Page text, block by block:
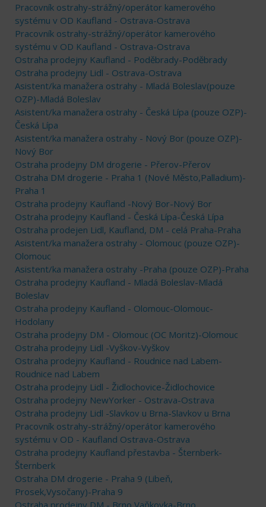
Pracovník ostrahy-strážný/operátor kamerového
systému v OD Kaufland - Ostrava-Ostrava
Pracovník ostrahy-strážný/operátor kamerového
systému v OD Kaufland - Ostrava-Ostrava
Ostraha prodejny Kaufland - Poděbrady-Poděbrady
Ostraha prodejny Lidl - Ostrava-Ostrava
Asistent/ka manažera ostrahy - Mladá Boleslav(pouze
OZP)-Mladá Boleslav
Asistent/ka manažera ostrahy - Česká Lípa (pouze OZP)-
Česká Lípa
Asistent/ka manažera ostrahy - Nový Bor (pouze OZP)-
Nový Bor
Ostraha prodejny DM drogerie - Přerov-Přerov
Ostraha DM drogerie - Praha 1 (Nové Město,Palladium)-
Praha 1
Ostraha prodejny Kaufland -Nový Bor-Nový Bor
Ostraha prodejny Kaufland - Česká Lípa-Česká Lípa
Ostraha prodejen Lidl, Kaufland, DM - celá Praha-Praha
Asistent/ka manažera ostrahy - Olomouc (pouze OZP)-
Olomouc
Asistent/ka manažera ostrahy -Praha (pouze OZP)-Praha
Ostraha prodejny Kaufland - Mladá Boleslav-Mladá
Boleslav
Ostraha prodejny Kaufland - Olomouc-Olomouc-
Hodolany
Ostraha prodejny DM - Olomouc (OC Moritz)-Olomouc
Ostraha prodejny Lidl -Vyškov-Vyškov
Ostraha prodejny Kaufland - Roudnice nad Labem-
Roudnice nad Labem
Ostraha prodejny Lidl - Židlochovice-Židlochovice
Ostraha prodejny NewYorker - Ostrava-Ostrava
Ostraha prodejny Lidl -Slavkov u Brna-Slavkov u Brna
Pracovník ostrahy-strážný/operátor kamerového
systému v OD - Kaufland Ostrava-Ostrava
Ostraha prodejny Kaufland přestavba - Šternberk-
Šternberk
Ostraha DM drogerie - Praha 9 (Libeň,
Prosek,Vysočany)-Praha 9
Ostraha prodejny DM - Brno Vaňkovka-Brno